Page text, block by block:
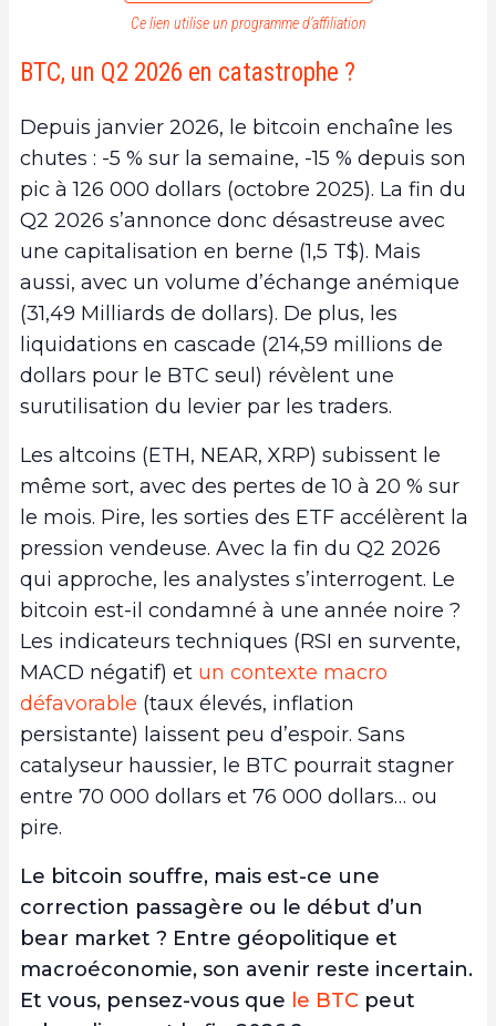
Ce lien utilise un programme d’affiliation
BTC, un Q2 2026 en catastrophe ?
Depuis janvier 2026, le bitcoin enchaîne les
chutes : -5 % sur la semaine, -15 % depuis son
pic à 126 000 dollars (octobre 2025). La fin du
Q2 2026 s’annonce donc désastreuse avec
une capitalisation en berne (1,5 T$). Mais
aussi, avec un volume d’échange anémique
(31,49 Milliards de dollars). De plus, les
liquidations en cascade (214,59 millions de
dollars pour le BTC seul) révèlent une
surutilisation du levier par les traders.
Les altcoins (ETH, NEAR, XRP) subissent le
même sort, avec des pertes de 10 à 20 % sur
le mois. Pire, les sorties des ETF accélèrent la
pression vendeuse. Avec la fin du Q2 2026
qui approche, les analystes s’interrogent. Le
bitcoin est-il condamné à une année noire ?
Les indicateurs techniques (RSI en survente,
MACD négatif) et un contexte macro
défavorable (taux élevés, inflation
persistante) laissent peu d’espoir. Sans
catalyseur haussier, le BTC pourrait stagner
entre 70 000 dollars et 76 000 dollars… ou
pire.
Le bitcoin souffre, mais est-ce une
correction passagère ou le début d’un
bear market ? Entre géopolitique et
macroéconomie, son avenir reste incertain.
Et vous, pensez-vous que le BTC peut